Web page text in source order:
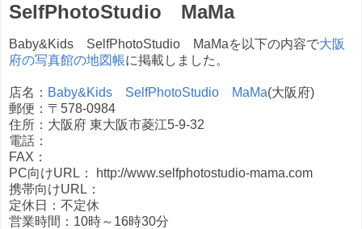
SelfPhotoStudio MaMa
Baby&Kids SelfPhotoStudio MaMaを以下の内容で大阪
府の写真館の地図帳に掲載しました。
店名： Baby&Kids SelfPhotoStudio MaMa(大阪府)
郵便：〒578-0984
住所：大阪府 東大阪市菱江5-9-32
電話：
FAX：
PC向けURL： http://www.selfphotostudio-mama.com
携帯向けURL：
定休日：不定休
営業時間：10時～16時30分